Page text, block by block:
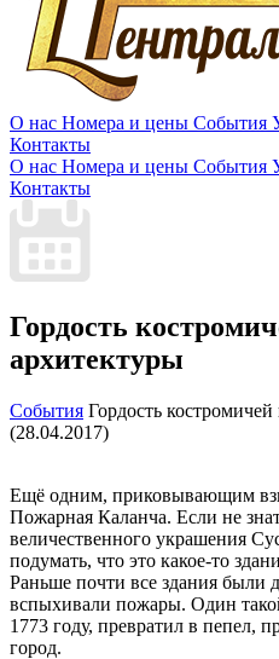
О нас Номера и цены События
Контакты
О нас Номера и цены События
Контакты
Гордость
архитектуры
События Гордость
(28.04.2017)
Ещё одним, приковывающим
Пожарная Каланча. Если не
величественного украшения
подумать, что это какое-то
Раньше почти все здания были
вспыхивали пожары. Один
1773 году, превратил в пепел,
город.